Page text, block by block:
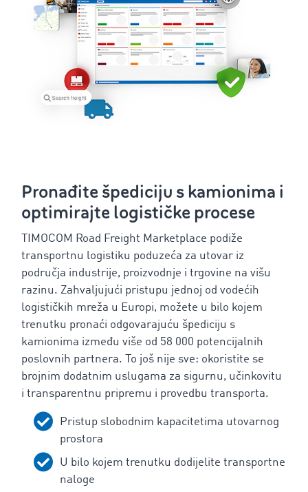
Pronađite špediciju s kamionima i
optimirajte logističke procese
TIMOCOM Road Freight Marketplace podiže
transportnu logistiku poduzeća za utovar iz
područja industrije, proizvodnje i trgovine na višu
razinu. Zahvaljujući pristupu jednoj od vodećih
logističkih mreža u Europi, možete u bilo kojem
trenutku pronaći odgovarajuću špediciju s
kamionima između više od 58 000 potencijalnih
poslovnih partnera. To još nije sve: okoristite se
brojnim dodatnim uslugama za sigurnu, učinkovitu
i transparentnu pripremu i provedbu transporta.
Pristup slobodnim kapacitetima utovarnog
prostora
U bilo kojem trenutku dodijelite transportne
naloge